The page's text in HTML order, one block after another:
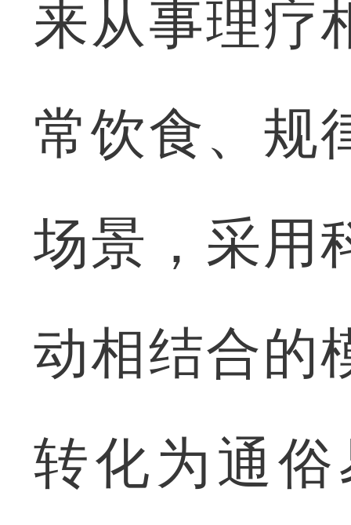
来从事理疗
常饮食、规
场景，采用
动相结合的
转化为通